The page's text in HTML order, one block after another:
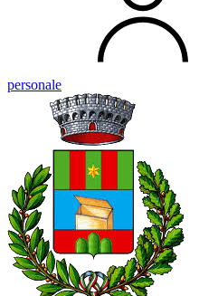
personale